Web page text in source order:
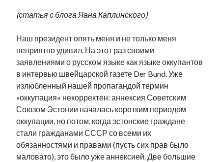
radio narva takinada андрус ансип
в поисках здравого смысла выборы высказывание
евросоюз интервью история кабинетные истории
катри райк кая каллас книга маська нарва
нацменьшинства образование обучение эстонскому
памятники парад клоунов парламент партия поводырь
подкаст потеряны данные пресса программа
рийгикогу россия русский роман
русскоязычное образование сми ссср стенограмма
т.х. ильвес танк фотоотчет экономика экономика эстонии
(статья с блога Яана Каплинского)
Наш президент опять меня и не только меня
неприятно удивил. На этот раз своими
заявлениями о русском языке как языке оккупантов
в интервью швейцарской газете Der Bund. Уже
излюбленный нашей пропагандой термин
«оккупация» некорректен: аннексия Советским
Союзом Эстонии началась коротким периодом
оккупации, но потом, когда эстонские граждане
стали гражданами СССР со всеми их
обязанностями и правами (пусть сих прав было
маловато), это было уже аннексией. Две большие